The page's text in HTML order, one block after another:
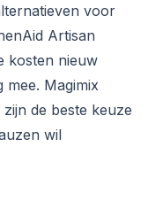
voor
Artisan
kosten nieuw
mee. Magimix
de beste keuze
wil